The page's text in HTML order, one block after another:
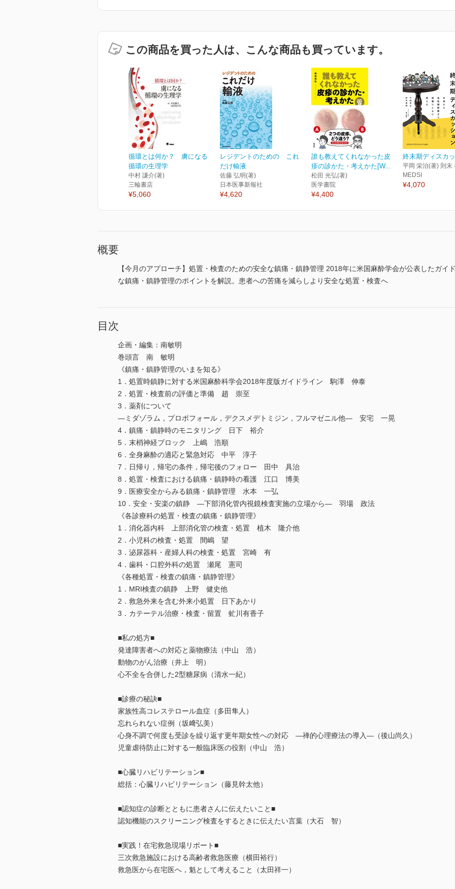
この商品を買った人は、こんな商品も買っています。
循環とは何か？ 虜になる
循環の生理学
中村 謙介(著)
三輪書店
¥5,060
レジデントのための これ
だけ輸液
佐藤 弘明(著)
日本医事新報社
¥4,620
誰も教えてくれなかった皮
疹の診かた・考えかた[W...
松田 光弘(著)
医学書院
¥4,400
終末期ディスカ
平岡 栄治(著) 則末
MEDSI
¥4,070
概要
【今月のアプローチ】処置・検査のための安全な鎮痛・鎮静管理 2018年に米国麻酔学会が公表したガイ
な鎮痛・鎮静管理のポイントを解説。患者への苦痛を減らしより安全な処置・検査へ
目次
企画・編集：南敏明
巻頭言 南 敏明
《鎮痛・鎮静管理のいまを知る》
1．処置時鎮静に対する米国麻酔科学会2018年度版ガイドライン 駒澤 伸泰
2．処置・検査前の評価と準備 趙 崇至
3．薬剤について
―ミダゾラム，プロポフォール，デクスメデトミジン，フルマゼニル他― 安宅 一晃
4．鎮痛・鎮静時のモニタリング 日下 裕介
5．末梢神経ブロック 上嶋 浩順
6．全身麻酔の適応と緊急対応 中平 淳子
7．日帰り，帰宅の条件，帰宅後のフォロー 田中 具治
8．処置・検査における鎮痛・鎮静時の看護 江口 博美
9．医療安全からみる鎮痛・鎮静管理 水本 一弘
10．安全・安楽の鎮静 ―下部消化管内視鏡検査実施の立場から― 羽場 政法
《各診療科の処置・検査の鎮痛・鎮静管理》
1．消化器内科 上部消化管の検査・処置 植木 隆介他
2．小児科の検査・処置 間嶋 望
3．泌尿器科・産婦人科の検査・処置 宮崎 有
4．歯科・口腔外科の処置 瀬尾 憲司
《各種処置・検査の鎮痛・鎮静管理》
1．MRI検査の鎮静 上野 健史他
2．救急外来を含む外来小処置 日下あかり
3．カテーテル治療・検査・留置 虻川有香子
■私の処方■
発達障害者への対応と薬物療法（中山 浩）
動物のがん治療（井上 明）
心不全を合併した2型糖尿病（清水一紀）
■診療の秘訣■
家族性高コレステロール血症（多田隼人）
忘れられない症例（坂﨑弘美）
心身不調で何度も受診を繰り返す更年期女性への対応 ―禅的心理療法の導入―（後山尚久）
児童虐待防止に対する一般臨床医の役割（中山 浩）
■心臓リハビリテーション■
総括：心臓リハビリテーション（藤見幹太他）
■認知症の診断とともに患者さんに伝えたいこと■
認知機能のスクリーニング検査をするときに伝えたい言葉（大石 智）
■実践！在宅救急現場リポート■
三次救急施設における高齢者救急医療（横田裕行）
救急医から在宅医へ，魁として考えること（太田祥一）